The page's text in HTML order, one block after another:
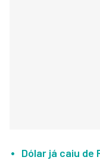
Dólar já caiu de